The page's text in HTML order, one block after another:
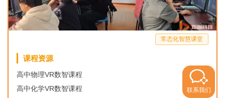
常态化智慧课堂
课程资源
高中物理VR数智课程
高中化学VR数智课程
联系我们